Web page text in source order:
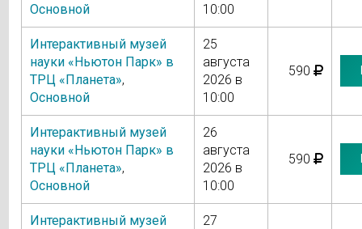
Основной
10:00
Интерактивный музей
науки «Ньютон Парк» в
ТРЦ «Планета»,
Основной
25
августа
2026 в
10:00
590
Интерактивный музей
науки «Ньютон Парк» в
ТРЦ «Планета»,
Основной
26
августа
2026 в
10:00
590
Интерактивный музей
27